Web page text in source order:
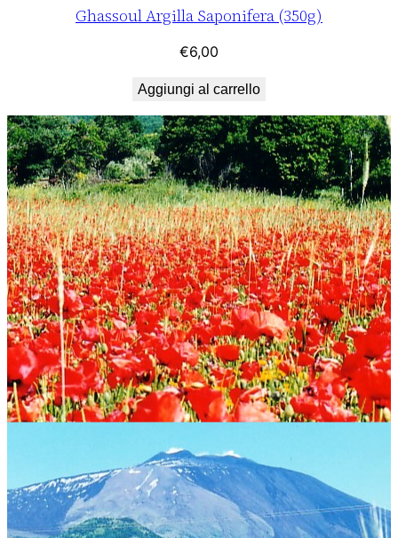
Ghassoul Argilla Saponifera (350g)
€6,00
Aggiungi al carrello